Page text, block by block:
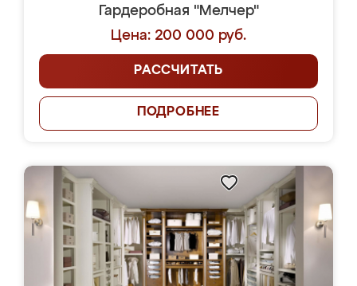
Гардеробная "Мелчер"
Цена: 200 000 руб.
РАССЧИТАТЬ
ПОДРОБНЕЕ